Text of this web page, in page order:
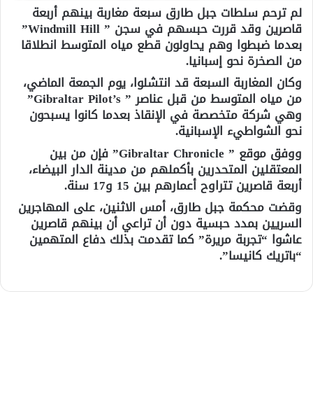
لم ترحم سلطات جبل طارق سبعة مغاربة بينهم أربعة
قاصرين وقد قررت حبسهم في سجن ” Windmill Hill”
بعدما ضبطوا وهم يحاولون قطع مياه المتوسط انطلاقا
من الصخرة نحو إسبانيا.
وكان المغاربة السبعة قد انتشلوا، يوم الجمعة الماضي،
من مياه المتوسط من قبل عناصر ” Gibraltar Pilot’s”
وهي شركة متخصصة في الإنقاذ بعدما كانوا يسبحون
نحو الشواطيء الإسبانية.
ووفق موقع ” Gibraltar Chronicle” فإن من بين
المعتقلين المتحدرين بأكملهم من مدينة الدار البيضاء،
أربعة قاصرين تتراوح أعمارهم بين 15 و17 سنة.
وقضت محكمة جبل طارق، أمس الاثنين، على المهاجرين
السريين بمدد حبسية دون أن تراعي أن بينهم قاصرين
عاشوا “تجربة مريرة” كما تقدمت بذلك دفاع المتهمين
“باتريك كانيسا”.